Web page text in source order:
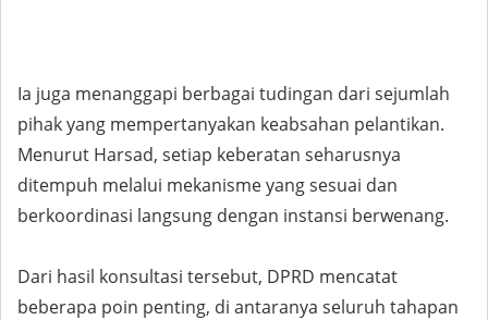
Ia juga menanggapi berbagai tudingan dari sejumlah
pihak yang mempertanyakan keabsahan pelantikan.
Menurut Harsad, setiap keberatan seharusnya
ditempuh melalui mekanisme yang sesuai dan
berkoordinasi langsung dengan instansi berwenang.
Dari hasil konsultasi tersebut, DPRD mencatat
beberapa poin penting, di antaranya seluruh tahapan